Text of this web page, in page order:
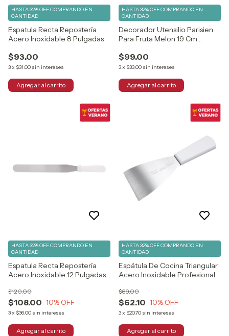
Espatula Recta Repostería
Acero Inoxidable 8 Pulgadas
$93.00
3x $31.00 sin intereses
HASTA 32% OFFCOMPRANDO EN
CANTIDAD
Decorador Utensilio Parisien
Para Fruta Melon 19 Cm
$99.00
3x $33.00 sin intereses
HASTA 32% OFFCOMPRANDO EN
CANTIDAD
Espatula Recta Repostería
Acero Inoxidable 12 Pulgadas
$108.00
$120.00
10% OFF
3x $36.00 sin intereses
HASTA 32% OFFCOMPRANDO EN
CANTIDAD
Espátula De Cocina Triangular
Acero Inoxidable Profesional
$62.10
$69.00
10% OFF
3x $20.70 sin intereses
HASTA 32% OFFCOMPRANDO EN
CANTIDAD